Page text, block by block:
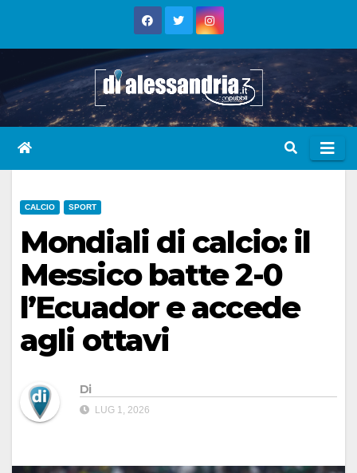
CALCIO SPORT
Mondiali di calcio: il
Messico batte 2-0
l’Ecuador e accede
agli ottavi
Di
LUG 1, 2026